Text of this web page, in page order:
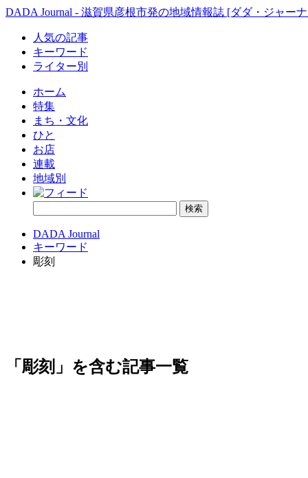
DADA Journal - 滋賀県彦根市発の地域情報誌 [ダダ・ジャー
人気の記事
キーワード
ライター別
ホーム
特集
まち・文化
ひと
お店
連載
地域別
DADA Journal
キーワード
彫刻
「彫刻」を含む記事一覧